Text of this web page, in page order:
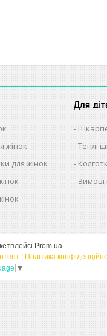
жінок
для жінок
Для
Теплі
Зимові
Prom.ua
Політика
▼